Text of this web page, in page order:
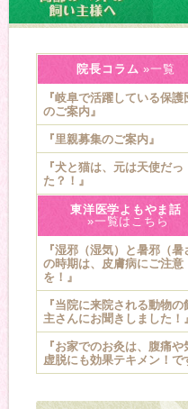
院長コラム »一覧
『岐阜で活躍している保護
のご案内』
『里親募集のご案内』
『犬と猫は、元は天使だっ
た？！』
東洋医学よもやま話
»一覧はこちら
『湿邪（湿気）と暑邪（暑
の時期は、皮膚病にご注意
を！』
『当院に来院される動物の
主さんにお聞きしました！』
『お家でのお灸は、腹痛や
虚脱にも効果テキメン！で